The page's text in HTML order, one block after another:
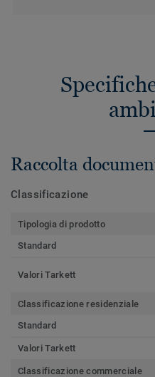
Raccolta
Classificazione
Tipologia di prodotto
Standard
Valori Tarkett
Classificazione residenziale
Standard
Valori Tarkett
Classificazione commerciale